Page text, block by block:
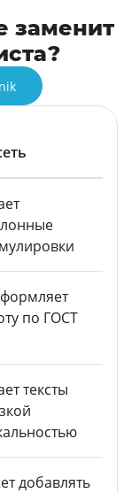
заменит
по ГОСТ
тексты
добавлять